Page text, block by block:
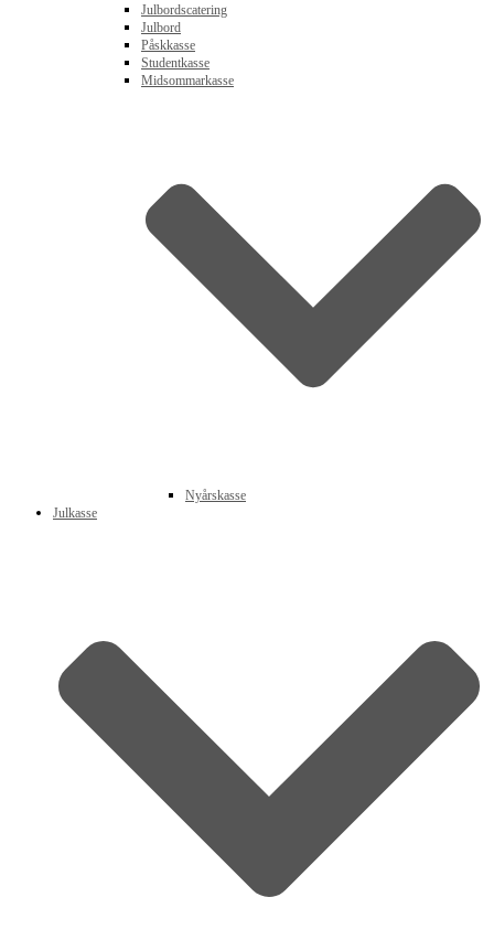
Julbordscatering
Julbord
Påskkasse
Studentkasse
Midsommarkasse
Nyårskasse
Julkasse